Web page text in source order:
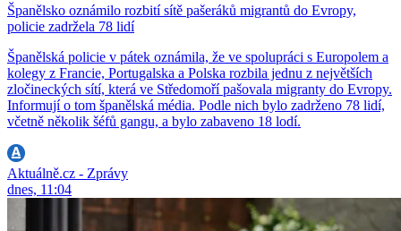
Španělsko oznámilo rozbití sítě pašeráků migrantů do Evropy,
policie zadržela 78 lidí
Španělská policie v pátek oznámila, že ve spolupráci s Europolem a
kolegy z Francie, Portugalska a Polska rozbila jednu z největších
zločineckých sítí, která ve Středomoří pašovala migranty do Evropy.
Informují o tom španělská média. Podle nich bylo zadrženo 78 lidí,
včetně několik šéfů gangu, a bylo zabaveno 18 lodí.
Aktuálně.cz - Zprávy
dnes, 11:04